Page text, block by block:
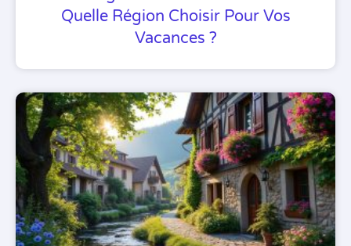
Quelle Région Choisir Pour Vos
Vacances ?